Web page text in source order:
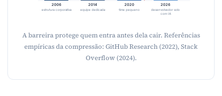
2006
estrutura corporativa
2014
equipe dedicada
2020
time pequeno
2026
desenvolvedor solo
com IA
A barreira protege quem entra antes dela cair. Referências
empíricas da compressão: GitHub Research (2022), Stack
Overflow (2024).